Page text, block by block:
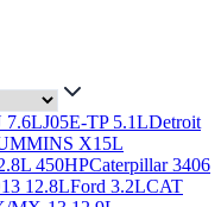
7.6LJ05E-TP 5.1LDetroit
X15L
450HPCaterpillar 3406
12.8LFord 3.2LCAT